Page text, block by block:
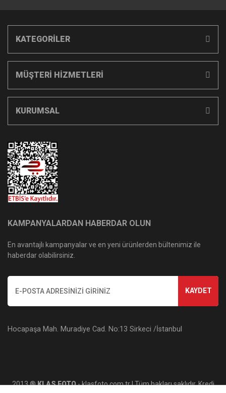
KATEGORİLER
MÜŞTERİ HİZMETLERİ
KURUMSAL
KAMPANYALARDAN HABERDAR OLUN
En avantajlı kampanyalar ve en yeni ürünlerden bültenimiz ile
haberdar olabilirsiniz.
KAYDET
Hocapaşa Mah. Muradiye Cad. No:13 Sirkeci /İstanbul
2013 ®KLAS FOTO- klasfoto.com.tr | Tüm hakları saklıdır. Kredi